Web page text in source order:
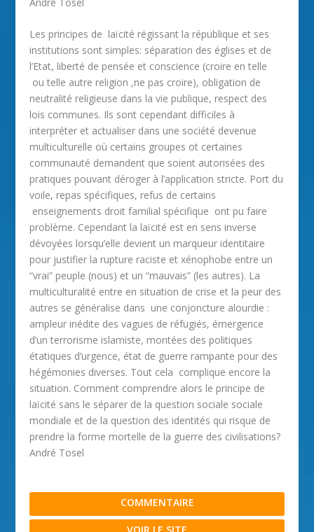
Les principes de laïcité régissant la république et ses
institutions sont simples: séparation des églises et de
l’Etat, liberté de pensée et conscience (croire en telle
ou telle autre religion ,ne pas croire), obligation de
neutralité religieuse dans la vie publique, respect des
lois communes. Ils sont cependant difficiles à
interpréter et actualiser dans une société devenue
multiculturelle où certains groupes ot certaines
communauté demandent que soient autorisées des
pratiques pouvant déroger à l’application stricte. Port du
voile, repas spécifiques, refus de certains
enseignements droit familial spécifique ont pu faire
problème. Cependant la laïcité est en sens inverse
dévoyées lorsqu’elle devient un marqueur identitaire
pour justifier la rupture raciste et xénophobe entre un
“vrai” peuple (nous) et un “mauvais” (les autres). La
multiculturalité entre en situation de crise et la peur des
autres se généralise dans une conjoncture alourdie :
ampleur inédite des vagues de réfugiés, émergence
d’un terrorisme islamiste, montées des politiques
étatiques d’urgence, état de guerre rampante pour des
hégémonies diverses. Tout cela complique encore la
situation. Comment comprendre alors le principe de
laïcité sans le séparer de la question sociale sociale
mondiale et de la question des identités qui risque de
prendre la forme mortelle de la guerre des civilisations?
André Tosel
COMMENTAIRE